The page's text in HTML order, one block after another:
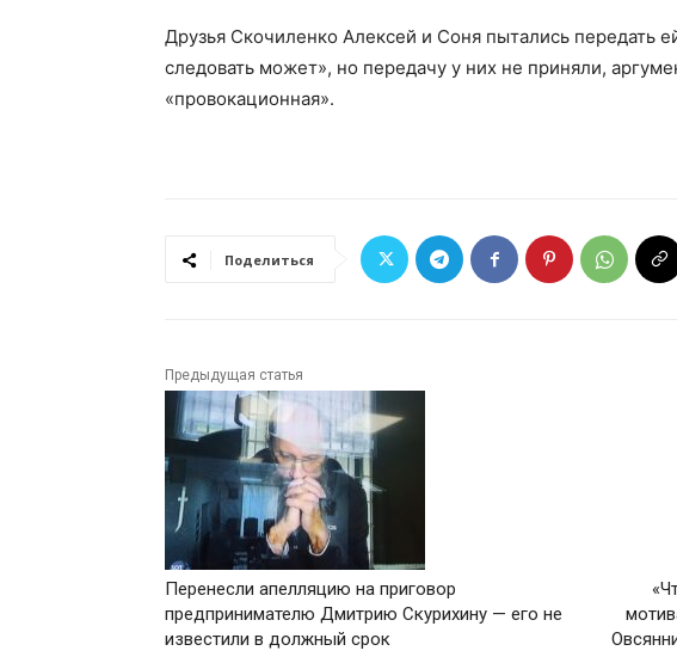
Друзья Скочиленко Алексей и Соня пытались передать
следовать может», но передачу у них не приняли,
«провокационная».
Поделиться
Предыдущая статья
Перенесли апелляцию на приговор
предпринимателю Дмитрию Скурихину — его не
известили в должный срок